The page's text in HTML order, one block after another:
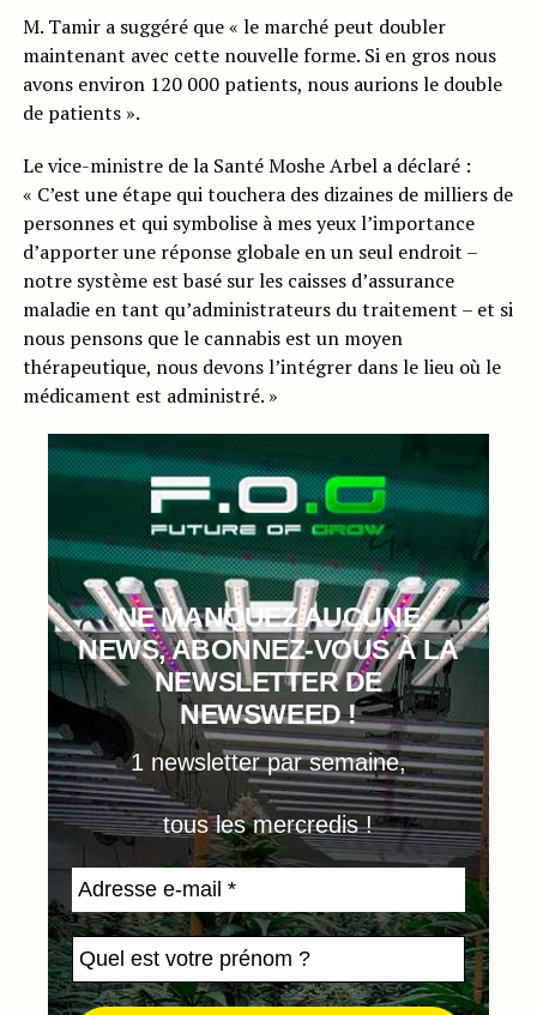
M. Tamir a suggéré que « le marché peut doubler
maintenant avec cette nouvelle forme. Si en gros nous
avons environ 120 000 patients, nous aurions le double
de patients ».
Le vice-ministre de la Santé Moshe Arbel a déclaré :
« C’est une étape qui touchera des dizaines de milliers de
personnes et qui symbolise à mes yeux l’importance
d’apporter une réponse globale en un seul endroit –
notre système est basé sur les caisses d’assurance
maladie en tant qu’administrateurs du traitement – et si
nous pensons que le cannabis est un moyen
thérapeutique, nous devons l’intégrer dans le lieu où le
médicament est administré. »
NE MANQUEZ AUCUNE
NEWS, ABONNEZ-VOUS À LA
NEWSLETTER DE
NEWSWEED !
1 newsletter par semaine,
tous les mercredis !